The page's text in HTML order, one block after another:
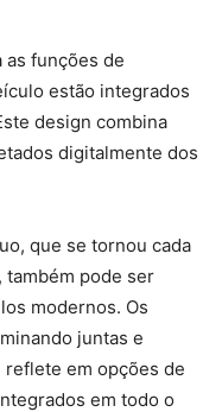
as funções de
estão integrados
design combina
digitalmente dos
que se tornou cada
também pode ser
modernos. Os
juntas e
reflete em opções de
em todo o